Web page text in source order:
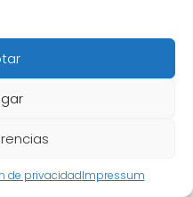
de privacidadImpressum
muy popular en la
por muchos como
el desayuno o
en nuestra salud